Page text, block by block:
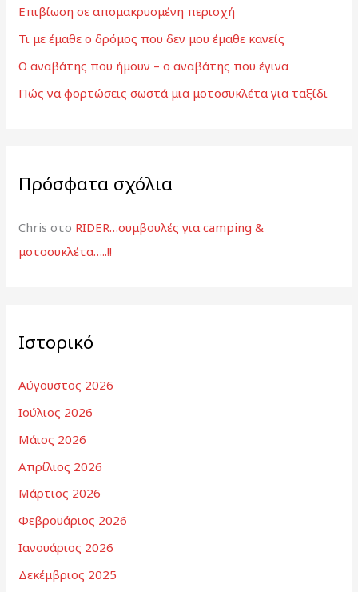
η
γ
ι
Επιβίωση σε απομακρυσμένη περιοχή
Τι με έμαθε ο δρόμος που δεν μου έμαθε κανείς
Ο αναβάτης που ήμουν – ο αναβάτης που έγινα
Πώς να φορτώσεις σωστά μια μοτοσυκλέτα για ταξίδι
Πρόσφατα σχόλια
Chris στο RIDER…συμβουλές για camping &
μοτοσυκλέτα…..!!
Ιστορικό
Αύγουστος 2026
Ιούλιος 2026
Μάιος 2026
Απρίλιος 2026
Μάρτιος 2026
Φεβρουάριος 2026
Ιανουάριος 2026
Δεκέμβριος 2025